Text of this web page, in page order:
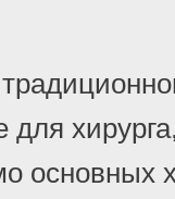
основных